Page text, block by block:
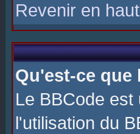
Revenir en
Qu'est-ce que
Le BBCode
l'utilisation du